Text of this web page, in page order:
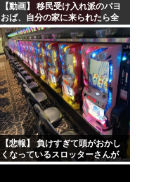
【動画】 移民受け入れ派のパヨ
おば、自分の家に来られたら全
力で拒否るｗｗｗｗｗｗｗｗｗ
ｗｗｗ
【悲報】 負けすぎて頭がおかし
くなっているスロッターさんが
発見される…